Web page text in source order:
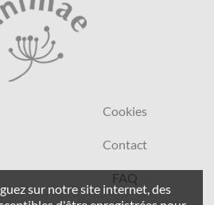
sur notre site internet, des
Cookies
Contact
FAQ